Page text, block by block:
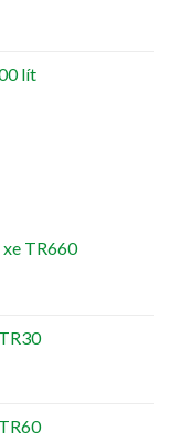
lít
TR660